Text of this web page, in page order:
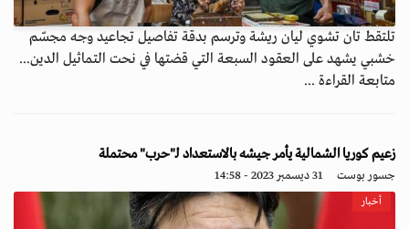
تلتقط تان تشوي ليان ريشة وترسم بدقة تفاصيل تجاعيد وجه مجسّم
خشبي يشهد على العقود السبعة التي قضتها في نحت التماثيل الدين...
متابعة القراءة ...
زعيم كوريا الشمالية يأمر جيشه بالاستعداد لـ"حرب" محتملة
جسور بوست 31 ديسمبر 2023 - 14:58
أخبار